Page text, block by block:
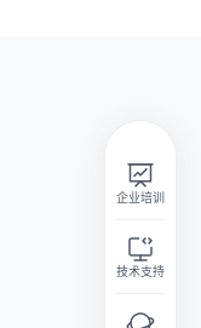
企业培训
技术支持